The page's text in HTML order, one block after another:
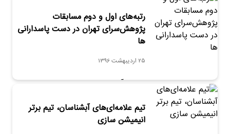
رتبه‌های اول و دوم مسابقات
پژوهش‌سرای تهران در دست پاسدارانی
ها
25 اردیبهشت 1396
دانش آموزان دبیرستان دوره اول علامه
پژوهش‌سرای شهر تهران رتبه‌های برتر را
کسب کردند.
تیم علامه‌ای‌های آبشناسان، تیم برتر
انیمیشن سازی